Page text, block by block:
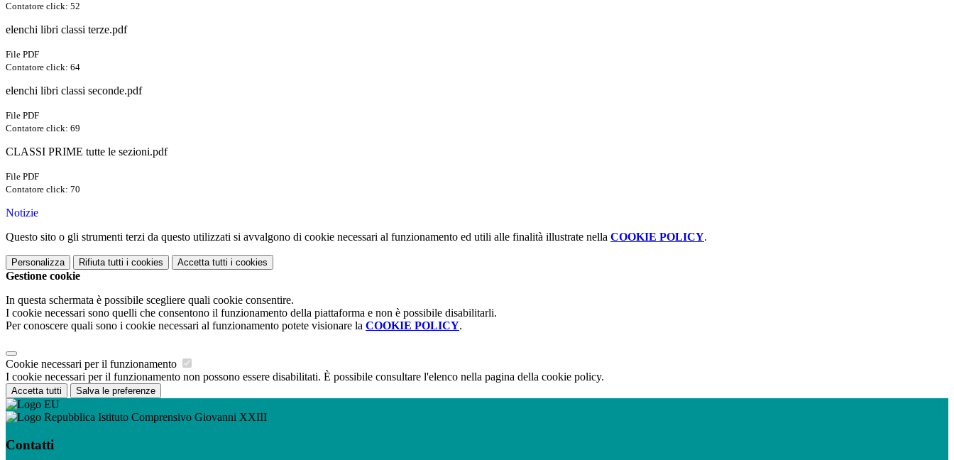
Contatore click: 52
elenchi libri classi terze.pdf
File PDF
Contatore click: 64
elenchi libri classi seconde.pdf
File PDF
Contatore click: 69
CLASSI PRIME tutte le sezioni.pdf
File PDF
Contatore click: 70
Notizie
Questo sito o gli strumenti terzi da questo utilizzati si avvalgono di cookie necessari al funzionamento ed utili alle finalità illustrate nella COOKIE POLICY.
Personalizza Rifiuta tutti i cookies Accetta tutti i cookies
Gestione cookie
In questa schermata è possibile scegliere quali cookie consentire.
I cookie necessari sono quelli che consentono il funzionamento della piattaforma e non è possibile disabilitarli.
Per conoscere quali sono i cookie necessari al funzionamento potete visionare la COOKIE POLICY.
Cookie necessari per il funzionamento
I cookie necessari per il funzionamento non possono essere disabilitati. È possibile consultare l'elenco nella pagina della cookie policy.
Accetta tutti Salva le preferenze
Istituto Comprensivo Giovanni XXIII
Contatti